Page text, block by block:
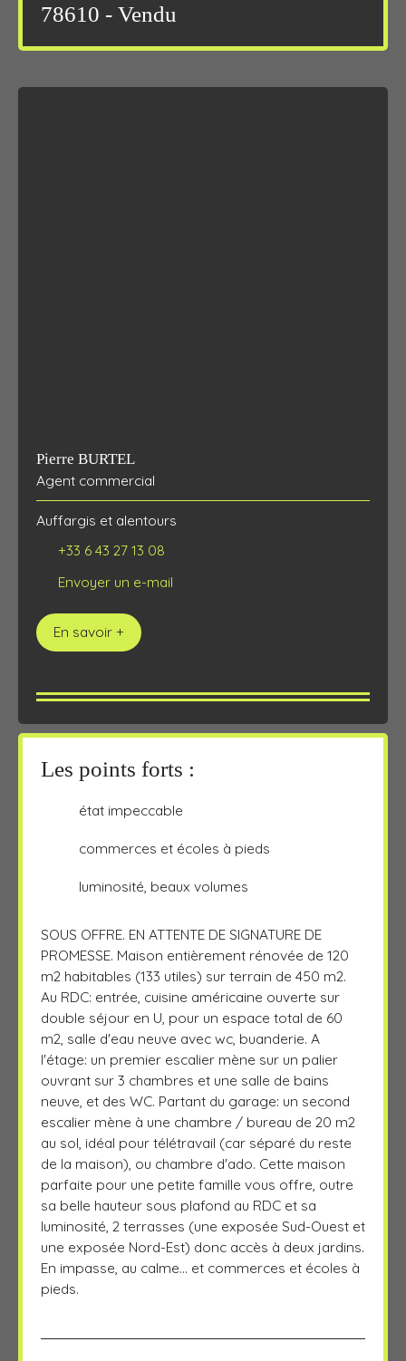
78610 - Vendu
Pierre BURTEL
Agent commercial
Auffargis et alentours
+33 6 43 27 13 08
Envoyer un e-mail
En savoir +
Les points forts :
état impeccable
commerces et écoles à pieds
luminosité, beaux volumes
SOUS OFFRE. EN ATTENTE DE SIGNATURE DE
PROMESSE. Maison entièrement rénovée de 120
m2 habitables (133 utiles) sur terrain de 450 m2.
Au RDC: entrée, cuisine américaine ouverte sur
double séjour en U, pour un espace total de 60
m2, salle d'eau neuve avec wc, buanderie. A
l'étage: un premier escalier mène sur un palier
ouvrant sur 3 chambres et une salle de bains
neuve, et des WC. Partant du garage: un second
escalier mène à une chambre / bureau de 20 m2
au sol, idéal pour télétravail (car séparé du reste
de la maison), ou chambre d'ado. Cette maison
parfaite pour une petite famille vous offre, outre
sa belle hauteur sous plafond au RDC et sa
luminosité, 2 terrasses (une exposée Sud-Ouest et
une exposée Nord-Est) donc accès à deux jardins.
En impasse, au calme... et commerces et écoles à
pieds.